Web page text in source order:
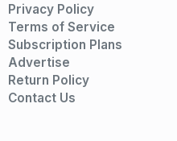
Privacy Policy
Terms of Service
Subscription Plans
Advertise
Return Policy
Contact Us